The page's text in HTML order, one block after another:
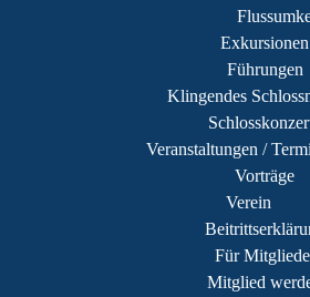
Exkursionen
Führungen
Klingendes
Veranstaltungen /
Vorträge
Verein
Für
Mitglied